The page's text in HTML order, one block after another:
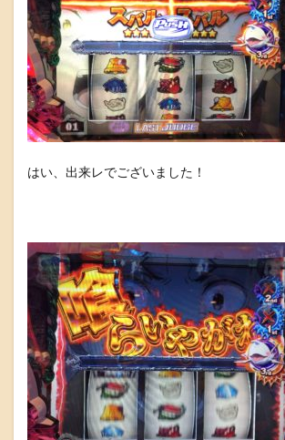
はい、出来レでございました！